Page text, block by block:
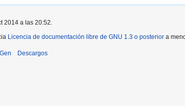
2014 a las 20:52.
Licencia de documentación libre de GNU 1.3 o posterior a
Descargos